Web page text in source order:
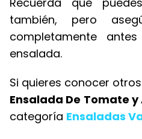
también, pero
completamente
ensalada.
Si quieres conocer
Ensalada De Tomate y
categoría Ensaladas